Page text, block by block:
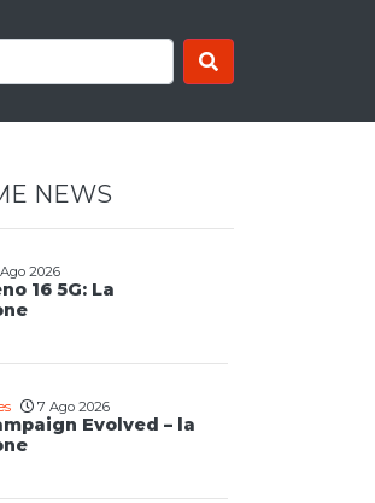
NEWS
2026
16 5G: La
7 Ago 2026
Evolved – la